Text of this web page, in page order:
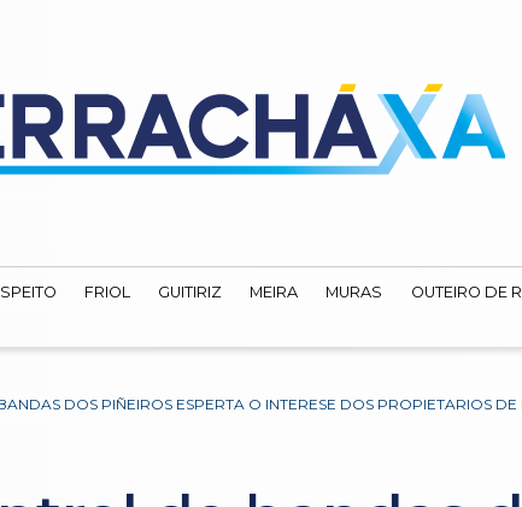
FRIOL GUITIRIZ MEIRA MURAS OUTEIRO DE
DOS PIÑEIROS ESPERTA O INTERESE DOS PROPIETARIOS